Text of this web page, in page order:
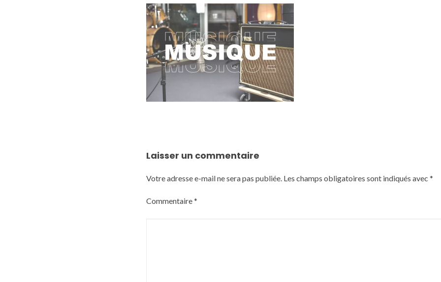
Laisser un commentaire
Votre adresse e-mail ne sera pas publiée. Les champs obligatoires sont indiqués avec *
Commentaire*